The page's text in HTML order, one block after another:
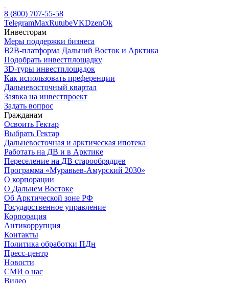
8 (800) 707-55-58
TelegramMaxRutubeVKDzenOk
Инвесторам
Меры поддержки бизнеса
B2B-платформа Дальний Восток и Арктика
Подобрать инвестплощадку
3D-туры инвестплощадок
Как использовать преференции
Дальневосточный квартал
Заявка на инвестпроект
Задать вопрос
Гражданам
Освоить Гектар
Выбрать Гектар
Дальневосточная и арктическая ипотека
Работать на ДВ и в Арктике
Переселение на ДВ старообрядцев
Программа «Муравьев-Амурский 2030»
О корпорации
О Дальнем Востоке
Об Арктической зоне РФ
Государственное управление
Корпорация
Антикоррупция
Контакты
Политика обработки ПДн
Пресс-центр
Новости
СМИ о нас
Видео